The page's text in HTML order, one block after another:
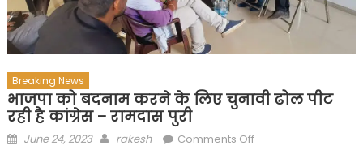
Breaking News
भाजपा को बदनाम करने के लिए चुनावी ढोल पीट
रही है कांग्रेस – रामदास पुरी
Posted
June 24, 2023 Author
rakesh Comments Offon